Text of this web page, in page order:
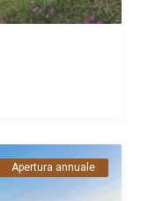
Apertura annuale